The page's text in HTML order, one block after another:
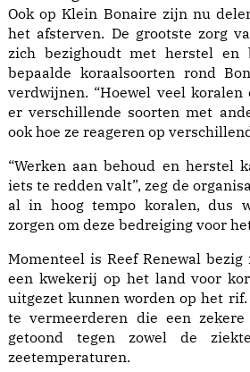
Ook op Klein Bonaire zijn nu
het afsterven. De grootste zorg
zich bezighoudt met herstel en
bepaalde koraalsoorten rond
verdwijnen. “Hoewel veel
er verschillende soorten met
ook hoe ze reageren op
“Werken aan behoud en herstel
iets te redden valt”, zeg de
al in hoog tempo koralen, dus
zorgen om deze bedreiging voor
Momenteel is Reef Renewal
een kwekerij op het land voor
uitgezet kunnen worden op het
te vermeerderen die een zekere
getoond tegen zowel de
zeetemperaturen.